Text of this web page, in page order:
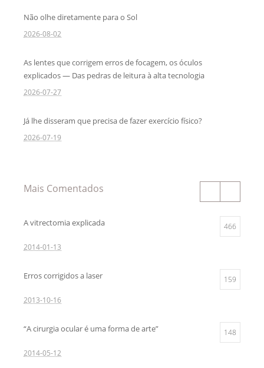
Não olhe diretamente para o Sol
2026-08-02
As lentes que corrigem erros de focagem, os óculos
explicados — Das pedras de leitura à alta tecnologia
2026-07-27
Já lhe disseram que precisa de fazer exercício físico?
2026-07-19
Mais Comentados
A vitrectomia explicada 466
2014-01-13
Erros corrigidos a laser 159
2013-10-16
“A cirurgia ocular é uma forma de arte” 148
2014-05-12